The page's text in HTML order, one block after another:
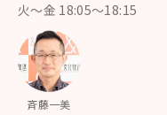
火～金 18:05～18:15
斉藤一美